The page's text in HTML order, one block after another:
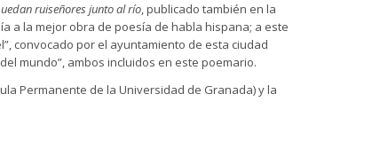
ruiseñores junto al río, publicado también en la
a la mejor obra de poesía de habla hispana; a este
convocado por el ayuntamiento de esta ciudad
mundo”, ambos incluidos en este poemario.
Permanente de la Universidad de Granada) y la